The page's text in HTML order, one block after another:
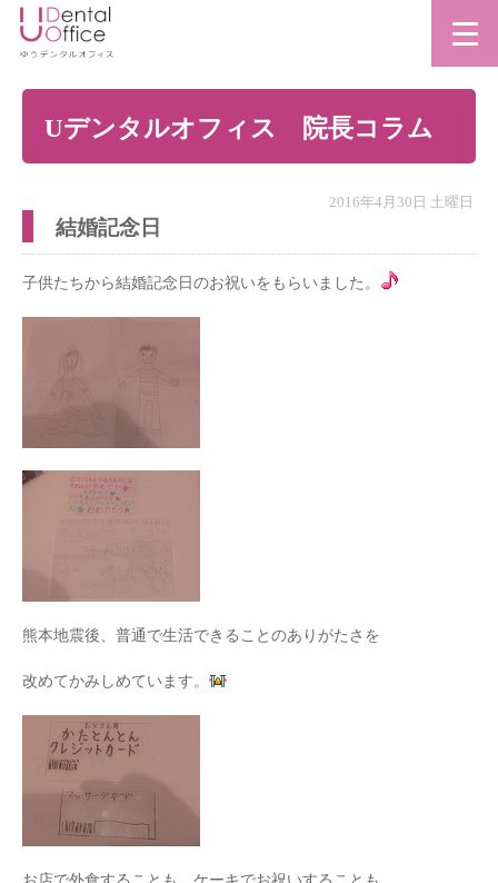
Uデンタルオフィス 院長コラム
2016年4月30日 土曜日
結婚記念日
子供たちから結婚記念日のお祝いをもらいました。
熊本地震後、普通で生活できることのありがたさを
改めてかみしめています。